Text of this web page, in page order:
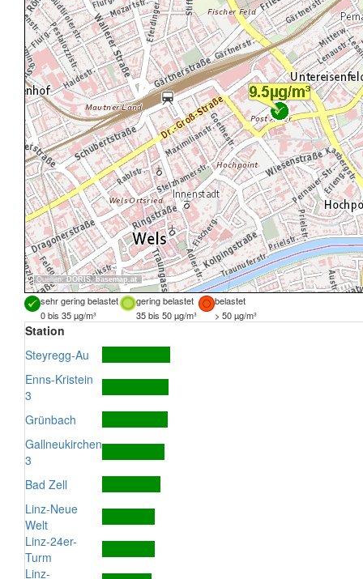
Quellen: DORIS, basemap.at
sehr gering belastet gering belastet
belastet
0 bis 35 µg/m³
35 bis 50 µg/m³ > 50 µg/m³
Station
Steyregg-Au
Enns-Kristein
3
Grünbach
Gallneukirchen
3
Bad Zell
Linz-Neue
Welt
Linz-24er-
Turm
Linz-